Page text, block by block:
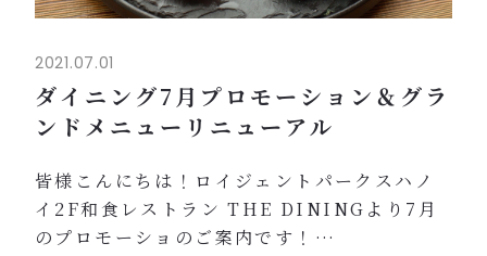
2021.07.01
ダイニング7月プロモーション＆グラ
ンドメニューリニューアル
皆様こんにちは！ロイジェントパークスハノ
イ2F和食レストラン THE DININGより7月
のプロモーショのご案内です！